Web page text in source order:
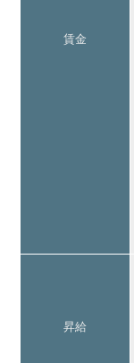
賃金
昇給